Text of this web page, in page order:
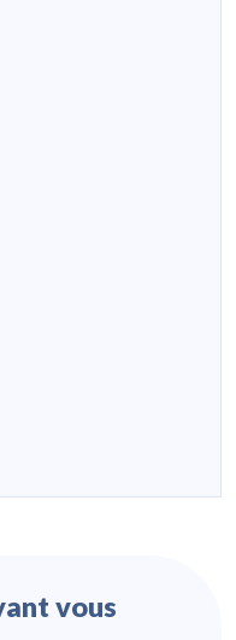
vous